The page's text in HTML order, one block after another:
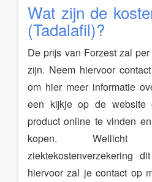
Wat zijn de
(Tadalafil)?
De prijs van Forzest zal
zijn. Neem hiervoor
om hier meer informatie
een kijkje op de
product online te vinden
kopen.
ziektekostenverzekering
hiervoor zal je contact op